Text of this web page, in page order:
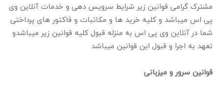
مشترک گرامی قوانین زیر شرایط سرویس دهی و خدمات آنلاین وی
پی اس میباشد و کلیه خرید ها و مکاتبات و فاکتور های پرداختی
شما در آنلاین وی پی اس به منزله قبول کلیه قوانین زیر میباشدو
تعهد به اجرا و قبول این قوانین میباشد
قوانین سرور و میزبانی